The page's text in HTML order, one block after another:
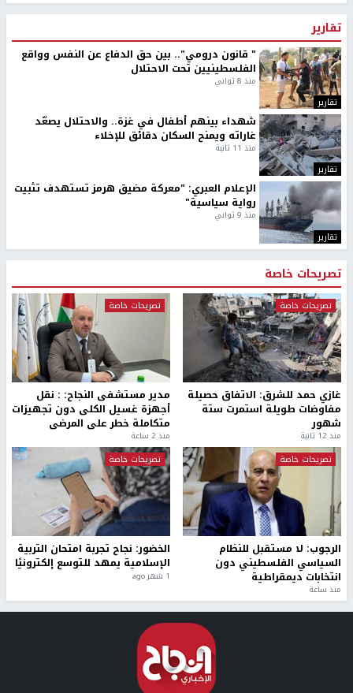
تقارير
تقارير
" قانون درومي".. بين حق الدفاع عن النفس وواقع
الفلسطينيين تحت الاحتلال
منذ 8 ثواني
تقارير
شهداء بينهم أطفال في غزة.. والاحتلال يصعّد
غاراته ويمنح السكان دقائق للإخلاء
منذ 11 ثانية
تقارير
الإعلام العبري: "معركة مضيق هرمز تستهدف تثبيت
رواية سياسية"
منذ 9 ثواني
تصريحات خاصة
تصريحات خاصة
غازي حمد للشرق: الاتفاق حصيلة
مفاوضات طويلة استمرت ستة
شهور
منذ 12 ثانية
تصريحات خاصة
مدير مستشفى النجاح: : نقل
أجهزة غسيل الكلى دون تجهيزات
متكاملة خطر على المرضى
منذ 2 ساعة
تصريحات خاصة
الرجوب: لا مستقبل للنظام
السياسي الفلسطيني دون
انتخابات ديمقراطية
منذ ساعة
تصريحات خاصة
الخضور: نجاح تجربة امتحان التربية
الإسلامية يمهد للتوسع إلكترونيًا
1 شهر ago